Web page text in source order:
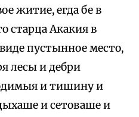
житие, егда бе в
старца Акакия в
пустынное место,
лесы и дебри
и тишину и
и сетоваше и